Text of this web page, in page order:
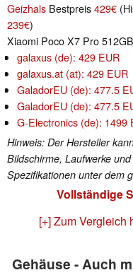
Geizhals Bestpreis429€
239€)
Xiaomi Poco X7 Pro
galaxus (de): 429 EUR
galaxus.at (at): 429 EUR
GaladorEU (de): 477.5
GaladorEU (de): 477.5
G-Electronics (de): 1499
Hinweis: Der Hersteller
Bildschirme, Laufwerke
Spezifikationen unter dem
Vollständige
[+] Zum Vergleich
Gehäuse - Auch